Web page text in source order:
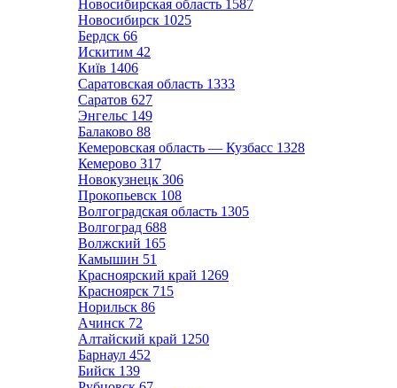
Новосибирская область 1587
Новосибирск 1025
Бердск 66
Искитим 42
Київ 1406
Саратовская область 1333
Саратов 627
Энгельс 149
Балаково 88
Кемеровская область — Кузбасс 1328
Кемерово 317
Новокузнецк 306
Прокопьевск 108
Волгоградская область 1305
Волгоград 688
Волжский 165
Камышин 51
Красноярский край 1269
Красноярск 715
Норильск 86
Ачинск 72
Алтайский край 1250
Барнаул 452
Бийск 139